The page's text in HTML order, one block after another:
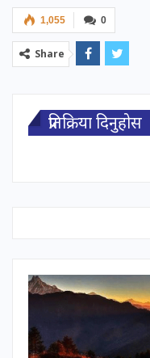
0
1,055
Share
प्रतिक्रिया दिनुहोस